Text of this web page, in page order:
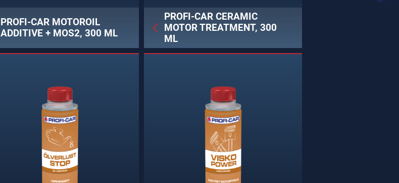
PROFI-CAR CERAMIC
MOTOR TREATMENT, 300
ML
PROFI-CAR MOTOROIL
ADDITIVE + MOS2, 300 ML